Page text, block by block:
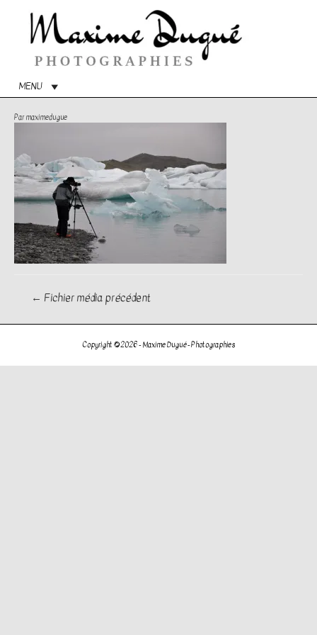
MENU
Parmaximedugue
Navigation
de
← Fichier média précédent
Copyright © 2026 -Maxime Dugué - Photographies